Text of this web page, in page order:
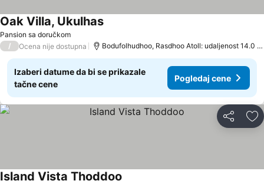
Pansion sa doručkom
Oak Villa, Ukulhas
/ Ocena nije dostupna Bodufolhudhoo, Rasdhoo Atoll: udaljenost 14.0 km
Izaberi datume da bi se prikazale
tačne cene
Pogledaj cene
Deli
Island Vista Thoddoo